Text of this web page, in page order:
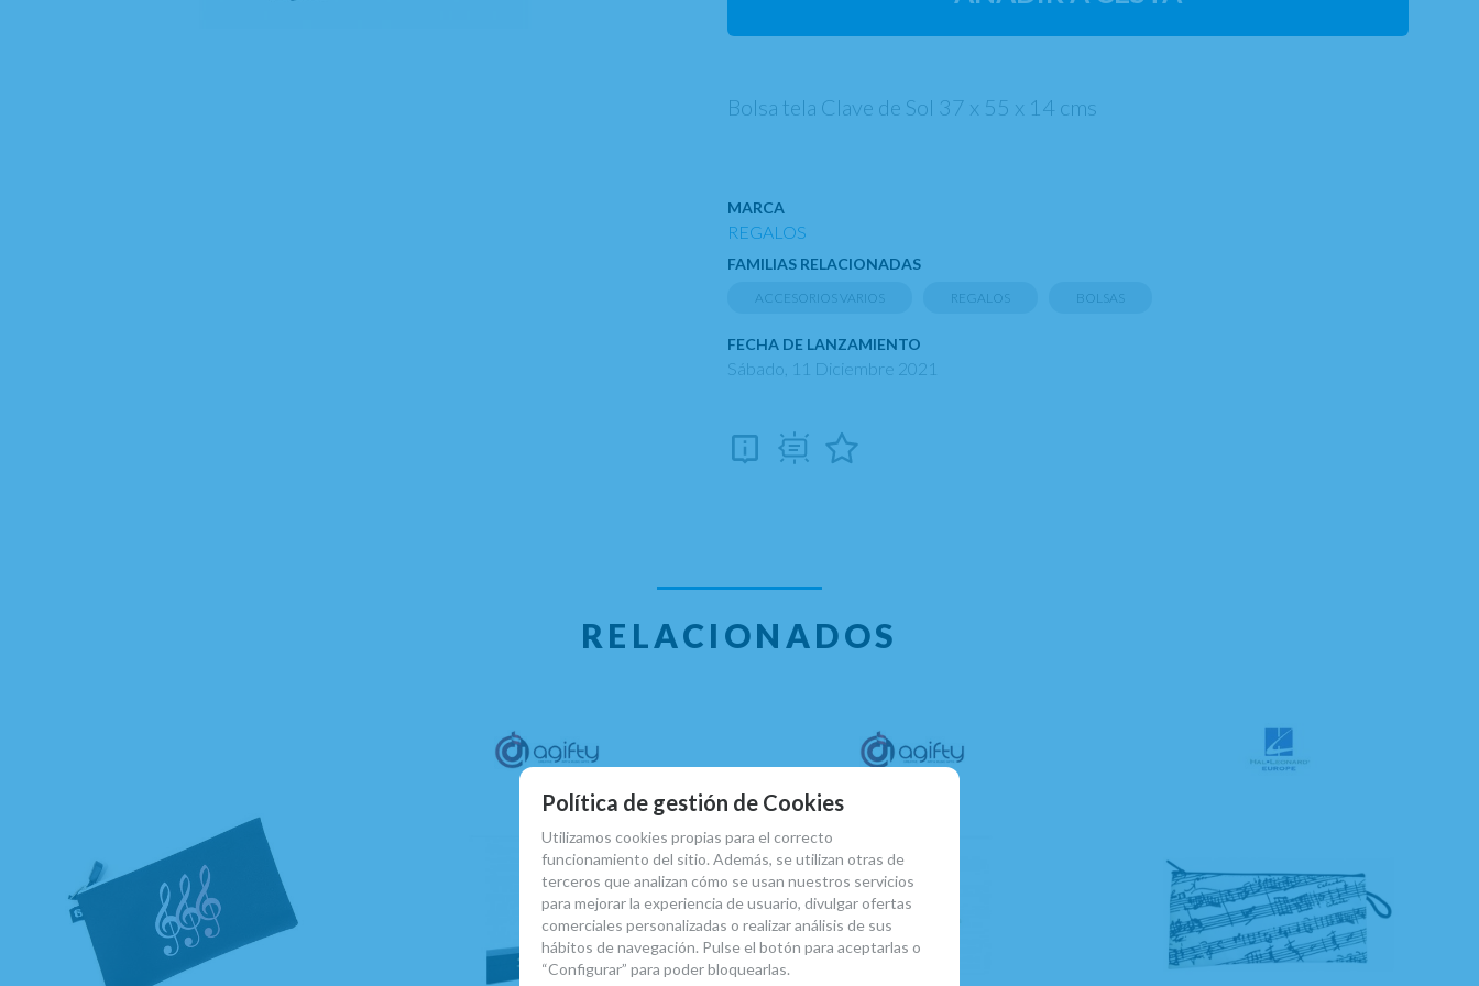
Bolsa tela Clave de Sol 37 x 55 x 14 cms
MARCA
REGALOS
FAMILIAS RELACIONADAS
ACCESORIOS VARIOS REGALOS BOLSAS
FECHA DE LANZAMIENTO
Sábado, 11 Diciembre 2021
RELACIONADOS
Política de gestión de Cookies
Utilizamos cookies propias para el correcto
funcionamiento del sitio. Además, se utilizan otras de
terceros que analizan cómo se usan nuestros servicios
para mejorar la experiencia de usuario, divulgar ofertas
comerciales personalizadas o realizar análisis de sus
hábitos de navegación. Pulse el botón para aceptarlas o
“Configurar” para poder bloquearlas.